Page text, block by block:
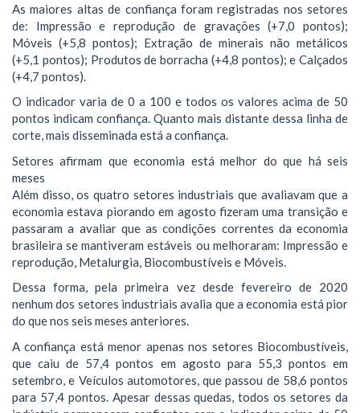
As maiores altas de confiança foram registradas nos setores
de: Impressão e reprodução de gravações (+7,0 pontos);
Móveis (+5,8 pontos); Extração de minerais não metálicos
(+5,1 pontos); Produtos de borracha (+4,8 pontos); e Calçados
(+4,7 pontos).
O indicador varia de 0 a 100 e todos os valores acima de 50
pontos indicam confiança. Quanto mais distante dessa linha de
corte, mais disseminada está a confiança.
Setores afirmam que economia está melhor do que há seis
meses
Além disso, os quatro setores industriais que avaliavam que a
economia estava piorando em agosto fizeram uma transição e
passaram a avaliar que as condições correntes da economia
brasileira se mantiveram estáveis ou melhoraram: Impressão e
reprodução, Metalurgia, Biocombustíveis e Móveis.
Dessa forma, pela primeira vez desde fevereiro de 2020
nenhum dos setores industriais avalia que a economia está pior
do que nos seis meses anteriores.
A confiança está menor apenas nos setores Biocombustíveis,
que caiu de 57,4 pontos em agosto para 55,3 pontos em
setembro, e Veículos automotores, que passou de 58,6 pontos
para 57,4 pontos. Apesar dessas quedas, todos os setores da